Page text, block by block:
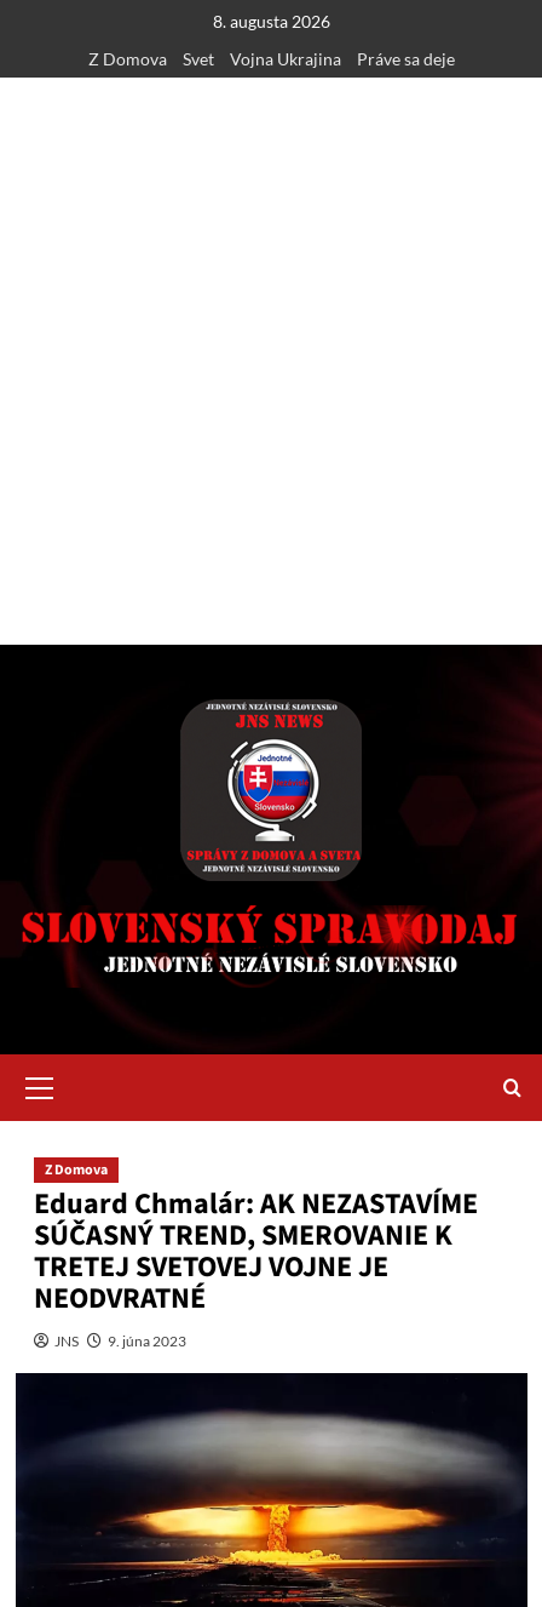
content
8. augusta 2026
Z Domova
Svet Vojna Ukrajina Práve sa deje
Menu
Z Domova
Eduard Chmalár: AK NEZASTAVÍME
SÚČASNÝ TREND, SMEROVANIE K
TRETEJ SVETOVEJ VOJNE JE
NEODVRATNÉ
JNS 9. júna 2023